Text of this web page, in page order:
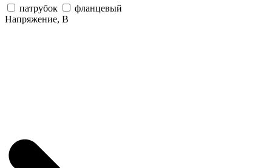
патрубок
фланцевый
Напряжение, В